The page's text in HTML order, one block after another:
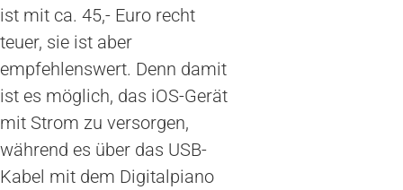
ist mit ca. 45,- Euro recht
teuer, sie ist aber
empfehlenswert. Denn damit
ist es möglich, das iOS-Gerät
mit Strom zu versorgen,
während es über das USB-
Kabel mit dem Digitalpiano